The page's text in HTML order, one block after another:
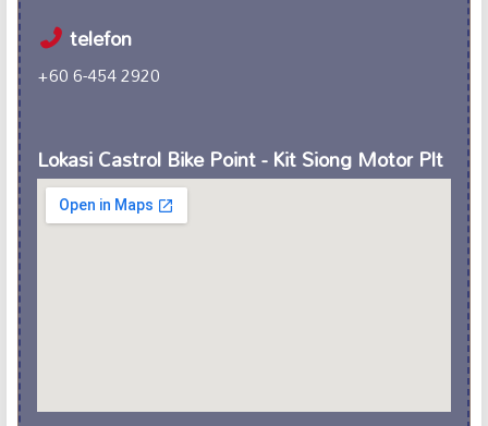
telefon
+60 6-454 2920
Lokasi Castrol Bike Point - Kit Siong Motor Plt